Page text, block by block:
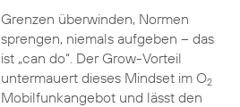
Grenzen überwinden, Normen
sprengen, niemals aufgeben – das
ist „can do“. Der Grow-Vorteil
untermauert dieses Mindset im O2
Mobilfunkangebot und lässt den